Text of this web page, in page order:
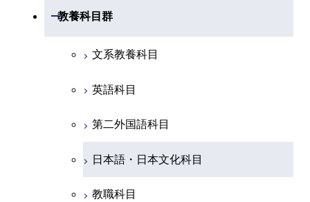
共通専門科目
共通専門科目
融合理工学系
初年次専門科目
創造プロセス科目
共通専門科目
工学院，物質理工学院，環境・社会
教養科目群
開閉
文系教養科目
英語科目
第二外国語科目
日本語・日本文化科目
教職科目